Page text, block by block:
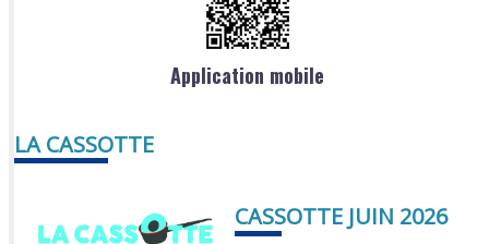
Application mobile
LA CASSOTTE
CASSOTTE JUIN 2026